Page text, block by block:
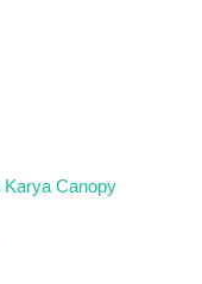
Karya Canopy